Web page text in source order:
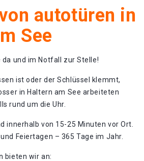
autotüren in
See
und im Notfall zur Stelle!
ist oder der Schlüssel klemmt,
in Haltern am See arbeiteten
rund um die Uhr.
innerhalb von 15-25 Minuten vor Ort.
Feiertagen – 365 Tage im Jahr.
bieten wir an: